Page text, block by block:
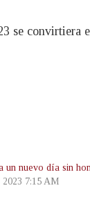
se convirtiera
un nuevo día sin
7:15 AM